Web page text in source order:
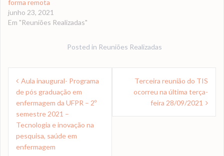
forma remota
junho 23, 2021
Em "Reuniões Realizadas"
Posted in Reuniões Realizadas
Navegação
de
Post
Aula inaugural- Programa
de pós graduação em
enfermagem da UFPR – 2º
semestre 2021 –
Tecnologia e inovação na
pesquisa, saúde em
enfermagem
Terceira reunião do TIS
ocorreu na última terça-
feira 28/09/2021